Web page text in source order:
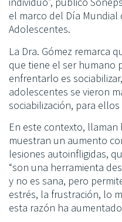
el marco del Día
Adolescentes.
La Dra. Gómez remarca
que tiene el ser humano
enfrentarlo es
adolescentes se vieron
sociabilización, para
En este contexto,
muestran un aumento
lesiones autoinfligidas,
“son una herramienta
y no es sana, pero
estrés, la frustración, lo
esta razón ha